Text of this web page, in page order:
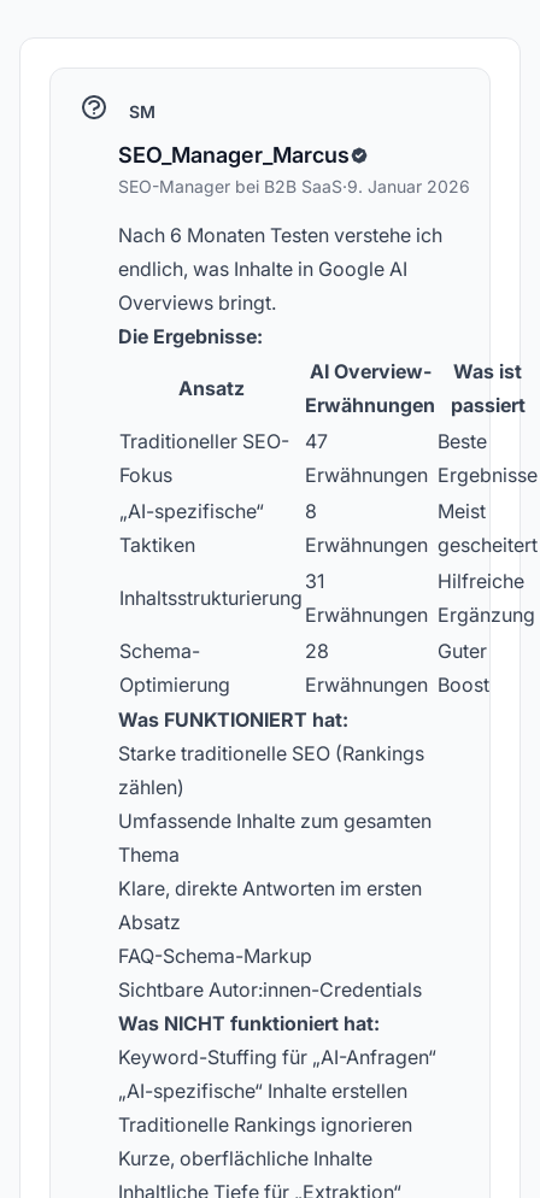
SM
SEO_Manager_Marcus
SEO-Manager bei B2B SaaS·9. Januar 2026
Nach 6 Monaten Testen verstehe ich
endlich, was Inhalte in Google AI
Overviews bringt.
Die Ergebnisse:
Ansatz
AI Overview-
Erwähnungen
Was ist
passiert
Traditioneller SEO-
Fokus
47
Erwähnungen
Beste
Ergebnisse
„AI-spezifische“
Taktiken
8
Erwähnungen
Meist
gescheitert
Inhaltsstrukturierung
31
Erwähnungen
Hilfreiche
Ergänzung
Schema-
Optimierung
28
Erwähnungen
Guter
Boost
Was FUNKTIONIERT hat:
Starke traditionelle SEO (Rankings
zählen)
Umfassende Inhalte zum gesamten
Thema
Klare, direkte Antworten im ersten
Absatz
FAQ-Schema-Markup
Sichtbare Autor:innen-Credentials
Was NICHT funktioniert hat:
Keyword-Stuffing für „AI-Anfragen“
„AI-spezifische“ Inhalte erstellen
Traditionelle Rankings ignorieren
Kurze, oberflächliche Inhalte
Inhaltliche Tiefe für „Extraktion“